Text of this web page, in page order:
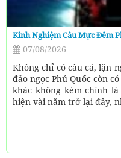
Kinh Nghiệm Câu Mực Đêm
07/08/2026
Không chỉ có câu cá, lặn
đảo ngọc Phú Quốc còn
khác không kém chính
hiện vài năm trở lại đây,